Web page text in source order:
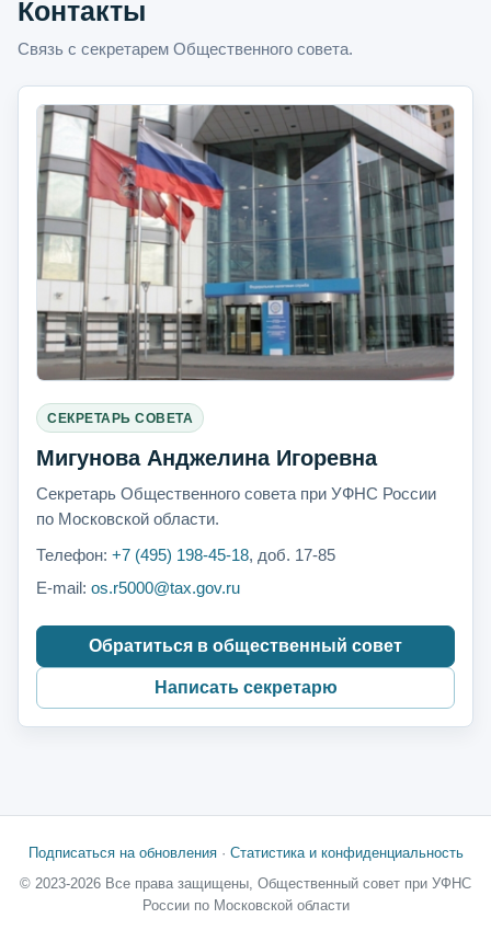
Контакты
Связь с секретарем Общественного совета.
СЕКРЕТАРЬ СОВЕТА
Мигунова Анджелина Игоревна
Секретарь Общественного совета при УФНС России
по Московской области.
Телефон: +7 (495) 198-45-18, доб. 17-85
E-mail: os.r5000@tax.gov.ru
Обратиться в общественный совет
Написать секретарю
Подписаться на обновления· Статистика и конфиденциальность
© 2023-2026 Все права защищены, Общественный совет при УФНС
России по Московской области